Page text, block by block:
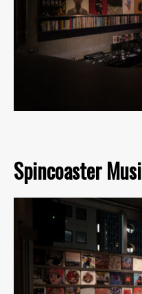
Spincoaster